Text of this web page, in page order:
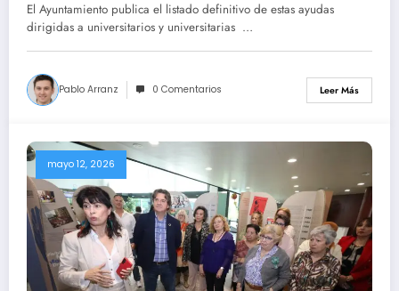
El Ayuntamiento publica el listado definitivo de estas ayudas
dirigidas a universitarios y universitarias …
Pablo Arranz 0 Comentarios Leer Más
mayo 12, 2026